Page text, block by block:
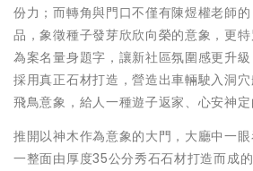
份力；而轉角與門口不僅有陳煜權老師
品，象徵種子發芽欣欣向榮的意象，更
為案名量身題字，讓新社區氛圍感更升
採用真正石材打造，營造出車輛駛入洞
飛鳥意象，給人一種遊子返家、心安神定
推開以神木作為意象的大門，大廳中一
一整面由厚度35公分秀石石材打造而成